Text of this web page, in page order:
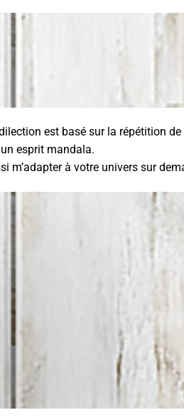
est basé sur la répétition
esprit mandala.
m’adapter à votre univers sur